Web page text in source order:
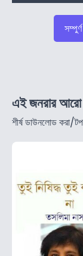
এই জনরার আরো
শীর্ষ ডাউনলোড করা/